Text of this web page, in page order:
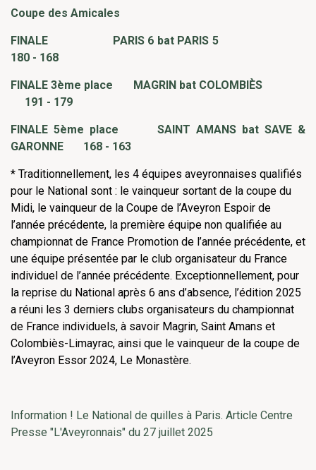
Coupe des Amicales
FINALE PARIS 6 bat PARIS 5
180 - 168
FINALE 3ème place MAGRIN bat COLOMBIÈS
191 - 179
FINALE 5ème place SAINT AMANS bat SAVE &
GARONNE 168 - 163
* Traditionnellement, les 4 équipes aveyronnaises qualifiés
pour le National sont : le vainqueur sortant de la coupe du
Midi, le vainqueur de la Coupe de l’Aveyron Espoir de
l’année précédente, la première équipe non qualifiée au
championnat de France Promotion de l’année précédente, et
une équipe présentée par le club organisateur du France
individuel de l’année précédente. Exceptionnellement, pour
la reprise du National après 6 ans d’absence, l’édition 2025
a réuni les 3 derniers clubs organisateurs du championnat
de France individuels, à savoir Magrin, Saint Amans et
Colombiès-Limayrac, ainsi que le vainqueur de la coupe de
l’Aveyron Essor 2024, Le Monastère.
Information ! Le National de quilles à Paris. Article Centre
Presse "L'Aveyronnais" du 27 juillet 2025